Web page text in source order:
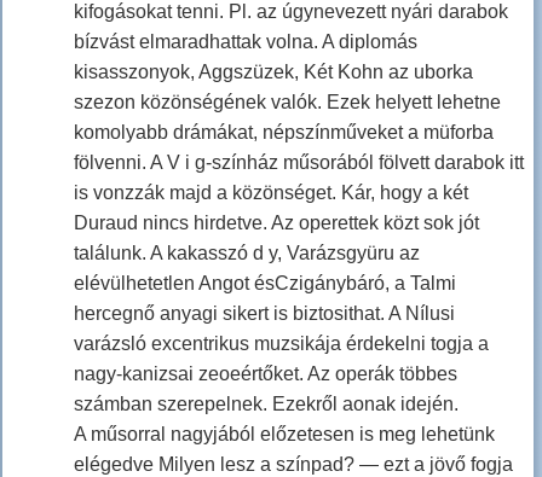
kifogásokat tenni. Pl. az úgynevezett nyári darabok
bízvást elmaradhattak volna. A diplomás
kisasszonyok, Aggszüzek, Két Kohn az uborka
szezon közönségének valók. Ezek helyett lehetne
komolyabb drámákat, népszínműveket a müforba
fölvenni. A V i g-színház műsorából fölvett darabok itt
is vonzzák majd a közönséget. Kár, hogy a két
Duraud nincs hirdetve. Az operettek közt sok jót
találunk. A kakasszó d y, Varázsgyüru az
elévülhetetlen Angot ésCzigánybáró, a Talmi
hercegnő anyagi sikert is biztosithat. A Nílusi
varázsló excentrikus muzsikája érdekelni togja a
nagy-kanizsai zeoeértőket. Az operák többes
számban szerepelnek. Ezekről aonak idején.
A műsorral nagyjából előzetesen is meg lehetünk
elégedve Milyen lesz a színpad? — ezt a jövő fogja